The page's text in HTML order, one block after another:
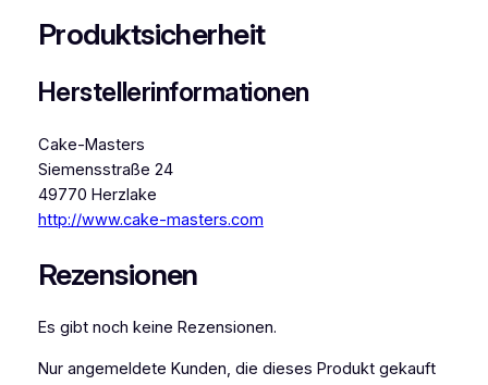
Produktsicherheit
Herstellerinformationen
Cake-Masters
Siemensstraße 24
49770 Herzlake
http://www.cake-masters.com
Rezensionen
Es gibt noch keine Rezensionen.
Nur angemeldete Kunden, die dieses Produkt gekauft